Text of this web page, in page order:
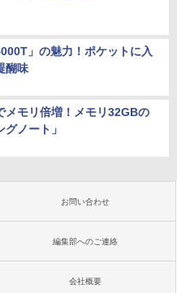
」の魅力！ポケットに入
醐味
メモリ倍増！メモリ32GBの
グノート」
お問い合わせ
編集部へのご連絡
会社概要